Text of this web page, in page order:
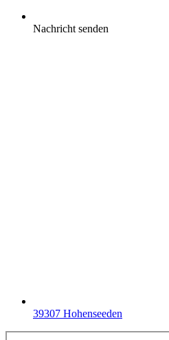
Nachricht senden
39307 Hohenseeden